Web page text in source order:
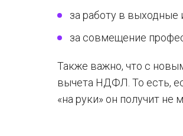
за работу в выходные
за совмещение
Также важно, что с
вычета НДФЛ. То есть,
«на руки» он получит не